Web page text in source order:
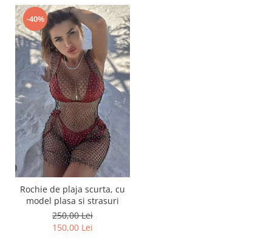
-40%
Rochie de plaja scurta, cu
model plasa si strasuri
250,00 Lei
150,00 Lei